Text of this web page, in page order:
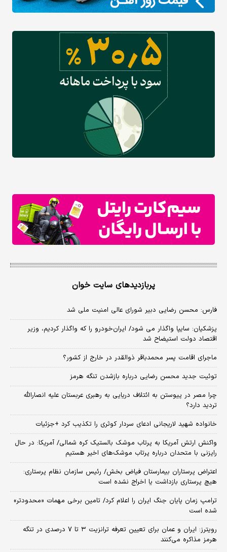
پربازدیدهای سایت خوان
فارس: محسن رضایی دبیر شورای عالی امنیت ملی شد
پزشکیان: سایپا واگذار می شود/ ایران‌خودرو را که واگذار کردیم، وزیر
اقتصاد دولت استیضاح شد
ماجرای اقامت پسر محمدباقر ذوالقدر در خارج از کشور؟
توئیت جدید محسن رضایی درباره بازشدن تنگه هرمز
چرا مصر در پیوستن به ائتلاف دریایی به رهبری عربستان علیه انصارالله
تردید دارد؟
خانواده شهید لاریجانی ادعای سردار کوثری را تکذیب کرد +جزئیات
واکنش ارتش آمریکا به پرتاب موشک بالستیک کره شمالی/ آمریکا: در حال
رایزنی با متحدان درباره پرتاب موشک‌های اخیر هستیم
اعتراض پرستاران بیمارستان فیاض بخش/ رئیس سازمان نظام پرستاری:
هیچ پرستاری بازداشت یا اخراج نشده است
ترامپ زمان پایان جنگ ایران را اعلام کرد/ تامین برخی مهمات «محدودتر»
شده است
رویترز: ایران و عمان برای تعیین تعرفه ترانزیت ۳ تا ۷ درصدی در تنگه
هرمز مذاکره می‌کنند